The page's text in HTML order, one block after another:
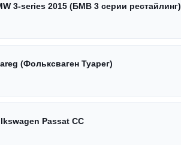
3-series 2015 (БМВ 3 серии рестайлинг)
(Фольксваген Туарег)
Passat CC